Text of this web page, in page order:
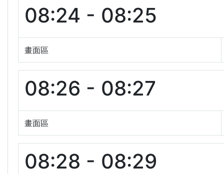
08:24 - 08:25
畫面區
08:26 - 08:27
畫面區
08:28 - 08:29